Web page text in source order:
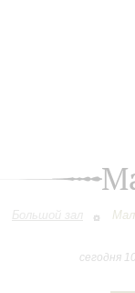
Большой зал
сегодня